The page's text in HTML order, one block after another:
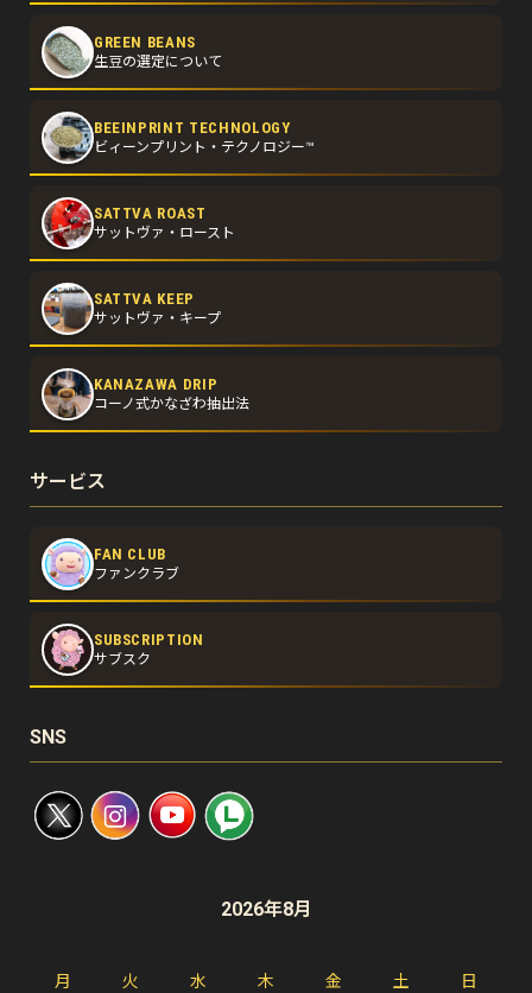
GREEN BEANS
生豆の選定について
BEEINPRINT TECHNOLOGY
ビィーンプリント・テクノロジー™
SATTVA ROAST
サットヴァ・ロースト
SATTVA KEEP
サットヴァ・キープ
KANAZAWA DRIP
コーノ式かなざわ抽出法
サービス
FAN CLUB
ファンクラブ
SUBSCRIPTION
サブスク
SNS
2026年8月
月 火 水 木 金 土 日